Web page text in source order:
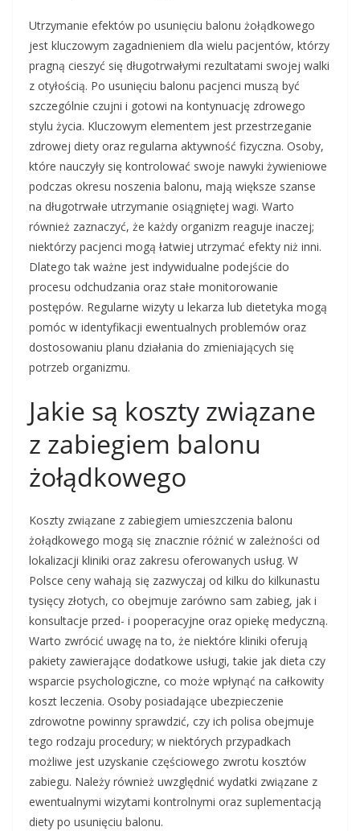
Utrzymanie efektów po usunięciu balonu żołądkowego
jest kluczowym zagadnieniem dla wielu pacjentów, którzy
pragną cieszyć się długotrwałymi rezultatami swojej walki
z otyłością. Po usunięciu balonu pacjenci muszą być
szczególnie czujni i gotowi na kontynuację zdrowego
stylu życia. Kluczowym elementem jest przestrzeganie
zdrowej diety oraz regularna aktywność fizyczna. Osoby,
które nauczyły się kontrolować swoje nawyki żywieniowe
podczas okresu noszenia balonu, mają większe szanse
na długotrwałe utrzymanie osiągniętej wagi. Warto
również zaznaczyć, że każdy organizm reaguje inaczej;
niektórzy pacjenci mogą łatwiej utrzymać efekty niż inni.
Dlatego tak ważne jest indywidualne podejście do
procesu odchudzania oraz stałe monitorowanie
postępów. Regularne wizyty u lekarza lub dietetyka mogą
pomóc w identyfikacji ewentualnych problemów oraz
dostosowaniu planu działania do zmieniających się
potrzeb organizmu.
Jakie są koszty związane
z zabiegiem balonu
żołądkowego
Koszty związane z zabiegiem umieszczenia balonu
żołądkowego mogą się znacznie różnić w zależności od
lokalizacji kliniki oraz zakresu oferowanych usług. W
Polsce ceny wahają się zazwyczaj od kilku do kilkunastu
tysięcy złotych, co obejmuje zarówno sam zabieg, jak i
konsultacje przed- i pooperacyjne oraz opiekę medyczną.
Warto zwrócić uwagę na to, że niektóre kliniki oferują
pakiety zawierające dodatkowe usługi, takie jak dieta czy
wsparcie psychologiczne, co może wpłynąć na całkowity
koszt leczenia. Osoby posiadające ubezpieczenie
zdrowotne powinny sprawdzić, czy ich polisa obejmuje
tego rodzaju procedury; w niektórych przypadkach
możliwe jest uzyskanie częściowego zwrotu kosztów
zabiegu. Należy również uwzględnić wydatki związane z
ewentualnymi wizytami kontrolnymi oraz suplementacją
diety po usunięciu balonu.